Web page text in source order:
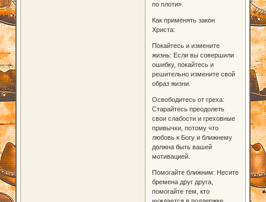
по плоти».
Как применять закон
Христа:
Покайтесь и измените
жизнь: Если вы совершили
ошибку, покайтесь и
решительно измените свой
образ жизни.
Освободитесь от греха:
Старайтесь преодолеть
свои слабости и греховные
привычки, потому что
любовь к Богу и ближнему
должна быть вашей
мотивацией.
Помогайте ближним: Несите
бремена друг друга,
помогайте тем, кто